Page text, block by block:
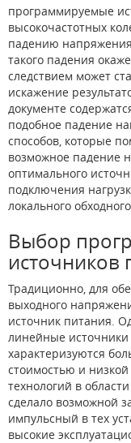
программируемые
высокочастотных
падению
такого падения
следствием может
искажение
документе
подобное падение
способов, которые
возможное падение
оптимального
подключения
локального
Выбор
источников
Традиционно, для
выходного
источник питания.
линейные источники
характеризуются
стоимостью и
технологий в
сделало возможной
импульсный в тех
высокие